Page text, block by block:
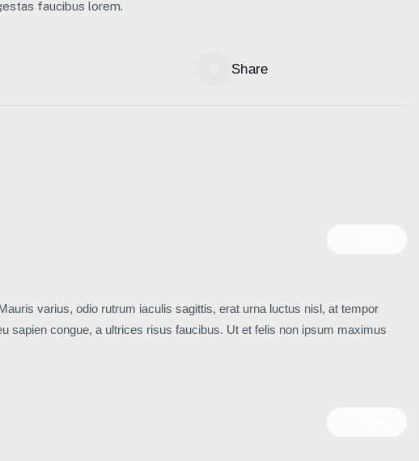
faucibus lorem.
Share
varius, odio rutrum iaculis sagittis, erat urna luctus nisl, at tempor
sapien congue, a ultrices risus faucibus. Ut et felis non ipsum maximus